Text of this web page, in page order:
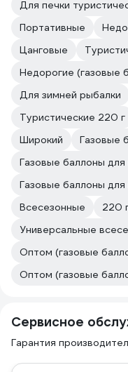
Для печки
Портативные
Цанговые
Недорогие (газовые
Для зимней рыбалки
Туристические 220 г
Широкий
Газовые
Газовые баллоны
Газовые баллоны для
Всесезонные
220
Универсальные
Оптом (газовые
Оптом (газовые
Сервисное
Гарантия